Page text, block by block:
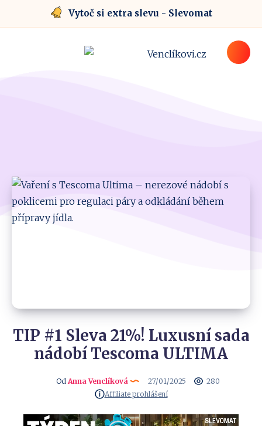
Vytoč si extra slevu - Slevomat
TIP #1 Sleva 21%! Luxusní sada
nádobí Tescoma ULTIMA
Od Anna Venclíková 27/01/2025
280
Affiliate prohlášení